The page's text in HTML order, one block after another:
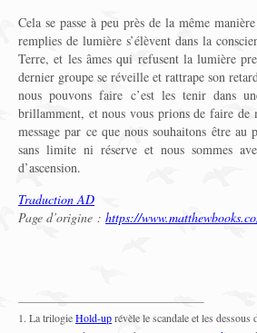
Cela se passe à peu près de la même
remplies de lumière s’élèvent dans la
Terre, et les âmes qui refusent la lumière
dernier groupe se réveille et rattrape son
nous pouvons faire c’est les tenir dans
brillamment, et nous vous prions de faire de
message par ce que nous souhaitons être
sans limite ni réserve et nous sommes
d’ascension.
Traduction AD
Page d’origine : https://
1. La trilogieHold-uprévèle le scandale et les